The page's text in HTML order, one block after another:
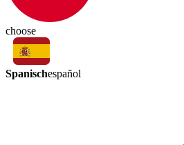
choose
Spanischespañol